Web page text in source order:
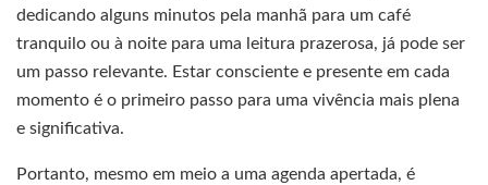
dedicando alguns minutos pela manhã para um café
tranquilo ou à noite para uma leitura prazerosa, já pode ser
um passo relevante. Estar consciente e presente em cada
momento é o primeiro passo para uma vivência mais plena
e significativa.
Portanto, mesmo em meio a uma agenda apertada, é